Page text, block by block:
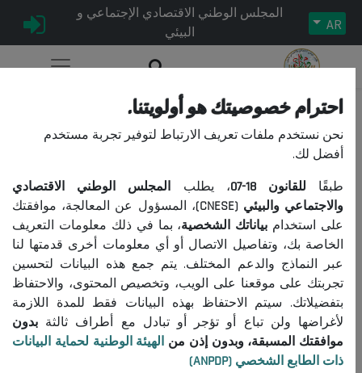
AR
المجلس الوطني الاقتصادي الإجتماعي و
البيئي
Ethique du service public
تاريخ النشر: 16/02/2021
| الوسمات:
Ecoute et valeurs citoyennes
Raprochement
ابتكار قنوات الاتصالات الأخلاقيات الخدمة العامة الشفافية
عدد الزيارات: 1838
Dans le cadre de la série d'activités que le Conseil National
économique, Social et Environnemental – CNESE a lancé cette année,
qui se présenteront sous la forme de Groupes de Réflexion
Comportementale – GRC dans le but d'étudier les phénomènes
sociétaux ayant un impact majeur sur le plan économique, social et
احترام خصوصيتك هو أولويتنا.
نحن نستخدم ملفات تعريف الارتباط لتوفير تجربة مستخدم
أفضل لك.
طبقًا للقانون 18-07 ، يطلب المجلس الوطني الاقتصادي
والاجتماعي والبيئي (CNESE)
، المسؤول عن المعالجة، موافقتك
على استخدام بياناتك الشخصية، بما في ذلك معلومات التعريف
الخاصة بك، وتفاصيل الاتصال أو أي معلومات أخرى قدمتها لنا
عبر النماذج والدعم المختلف. يتم جمع هذه البيانات لتحسين
تجربتك على موقعنا على الويب، وتخصيص المحتوى، والاحتفاظ
بتفضيلاتك. سيتم الاحتفاظ بهذه البيانات فقط للمدة اللازمة
لأغراضها ولن تباع أو تؤجر أو تبادل مع أطراف ثالثة بدون
موافقتك المسبقة، وبدون إذن من الهيئة الوطنية لحماية البيانات
ذات الطابع الشخصي (ANPDP)